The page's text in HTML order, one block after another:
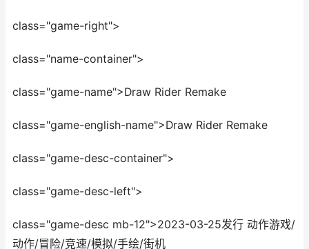
class="game-right">
class="name-container">
class="game-name">Draw Rider Remake
class="game-english-name">Draw Rider Remake
class="game-desc-container">
class="game-desc-left">
class="game-desc mb-12">2023-03-25发行 动作游戏/
动作/冒险/竞速/模拟/手绘/街机